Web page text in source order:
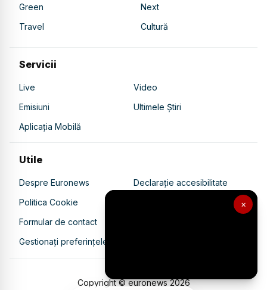
×
Green
Next
Travel
Cultură
Servicii
Live
Video
Emisiuni
Ultimele Știri
Aplicația Mobilă
Utile
Despre Euronews
Declarație accesibilitate
Politica Cookie
Politica de confidențialitate
Formular de contact
Gestionați preferințele
Copyright © euronews2026